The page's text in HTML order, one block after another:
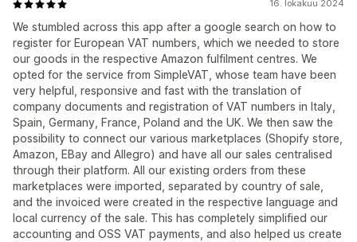
16. lokakuu 2024
We stumbled across this app after a google search on how to
register for European VAT numbers, which we needed to store
our goods in the respective Amazon fulfilment centres. We
opted for the service from SimpleVAT, whose team have been
very helpful, responsive and fast with the translation of
company documents and registration of VAT numbers in Italy,
Spain, Germany, France, Poland and the UK. We then saw the
possibility to connect our various marketplaces (Shopify store,
Amazon, EBay and Allegro) and have all our sales centralised
through their platform. All our existing orders from these
marketplaces were imported, separated by country of sale,
and the invoiced were created in the respective language and
local currency of the sale. This has completely simplified our
accounting and OSS VAT payments, and also helped us create